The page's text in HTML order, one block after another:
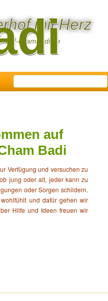
auf
Badi
Verfügung und versuchen zu
jung oder alt, jeder kann zu
oder Sorgen schildern.
und dafür gehen wir
Hilfe und Ideen freuen wir
mit Herz
chambadi.de